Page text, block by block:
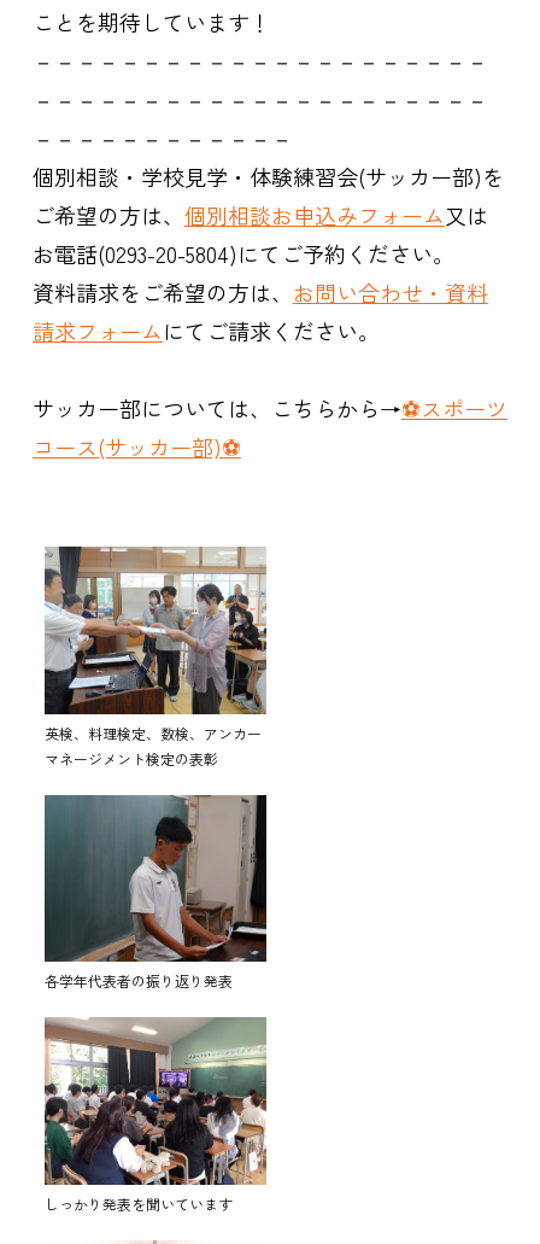
ことを期待しています！
－－－－－－－－－－－－－－－－－－－－－
－－－－－－－－－－－－－－－－－－－－－
－－－－－－－－－－－－
個別相談・学校見学・体験練習会(サッカー部)を
ご希望の方は、 個別相談お申込みフォーム又は
お電話(0293-20-5804)にてご予約ください。
資料請求をご希望の方は、 お問い合わせ・資料
請求フォームにてご請求ください。
サッカー部については、こちらから→⚽スポーツ
コース(サッカー部)⚽
英検、料理検定、数検、アンカー
マネージメント検定の表彰
各学年代表者の振り返り発表
しっかり発表を聞いています